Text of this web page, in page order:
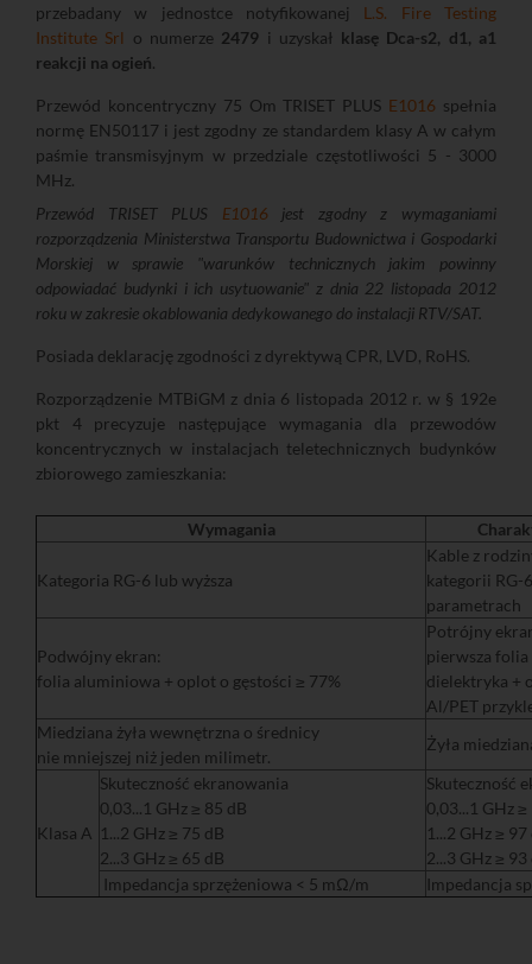
przebadany w jednostce notyfikowanej L.S. Fire Testing
Institute Srl o numerze 2479 i uzyskał klasę Dca-s2, d1, a1
reakcji na ogień.
Przewód koncentryczny 75 Om TRISET PLUS E1016 spełnia
normę EN50117 i jest zgodny ze standardem klasy A w całym
paśmie transmisyjnym w przedziale częstotliwości 5 - 3000
MHz.
Przewód TRISET PLUS E1016 jest zgodny z wymaganiami
rozporządzenia Ministerstwa Transportu Budownictwa i Gospodarki
Morskiej w sprawie "warunków technicznych jakim powinny
odpowiadać budynki i ich usytuowanie" z dnia 22 listopada 2012
roku w zakresie okablowania dedykowanego do instalacji RTV/SAT.
Posiada deklarację zgodności z dyrektywą CPR, LVD, RoHS.
Rozporządzenie MTBiGM z dnia 6 listopada 2012 r. w § 192e
pkt 4 precyzuje następujące wymagania dla przewodów
koncentrycznych w instalacjach teletechnicznych budynków
zbiorowego zamieszkania:
Wymagania
Kategoria RG-6 lub wyższa
Kable z
kategorii RG-
parametrach
Podwójny ekran:
folia aluminiowa + oplot o gęstości ≥ 77%
Potrójny
pierwsza
dielektryka +
Al/PET
Miedziana żyła wewnętrzna o średnicy
nie mniejszej niż jeden milimetr.
Żyła
Klasa A
Skuteczność ekranowania
0,03...1 GHz ≥ 85 dB
1...2 GHz ≥ 75 dB
2...3 GHz ≥ 65 dB
Skuteczność
0,03...1 GHz
1...2 GHz ≥ 97
2...3 GHz ≥ 93
Impedancja sprzężeniowa < 5 mΩ/m
Impedancja